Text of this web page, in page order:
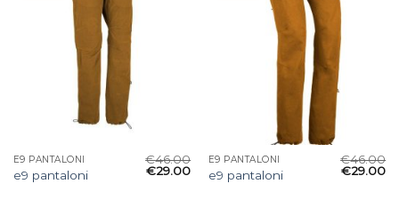
E9 PANTALONI
e9 pantaloni
€46.00
€29.00
E9 PANTALONI
e9 pantaloni
€46.00
€29.00